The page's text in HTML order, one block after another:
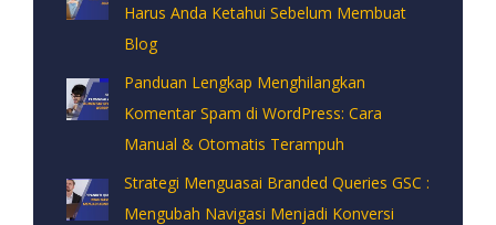
Harus Anda Ketahui Sebelum Membuat
Blog
Panduan Lengkap Menghilangkan
Komentar Spam di WordPress: Cara
Manual & Otomatis Terampuh
Strategi Menguasai Branded Queries GSC :
Mengubah Navigasi Menjadi Konversi